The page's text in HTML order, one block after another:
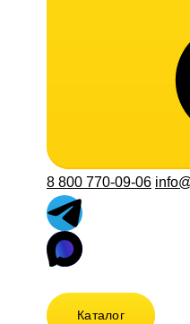
8 800 770-09-06
Каталог